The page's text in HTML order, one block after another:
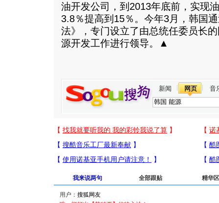
油开发公司，到2013年底前，实现
3.8％提高到15％。今年3月，韩国
法》，专门设立了由总统任委员长
源开发工作进行领导。▲
新闻 网页 音
我来说两句 全部跟贴 精华区
用户：